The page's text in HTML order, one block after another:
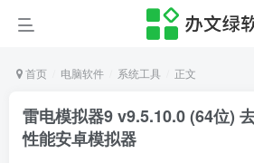
首页 电脑软件 系统工具 正文
雷电模拟器9 v9.5.10.0 (64位)
性能安卓模拟器